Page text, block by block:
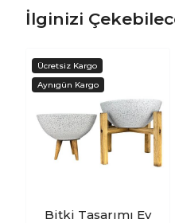
İlginizi
Bitki Tasarımı Ev